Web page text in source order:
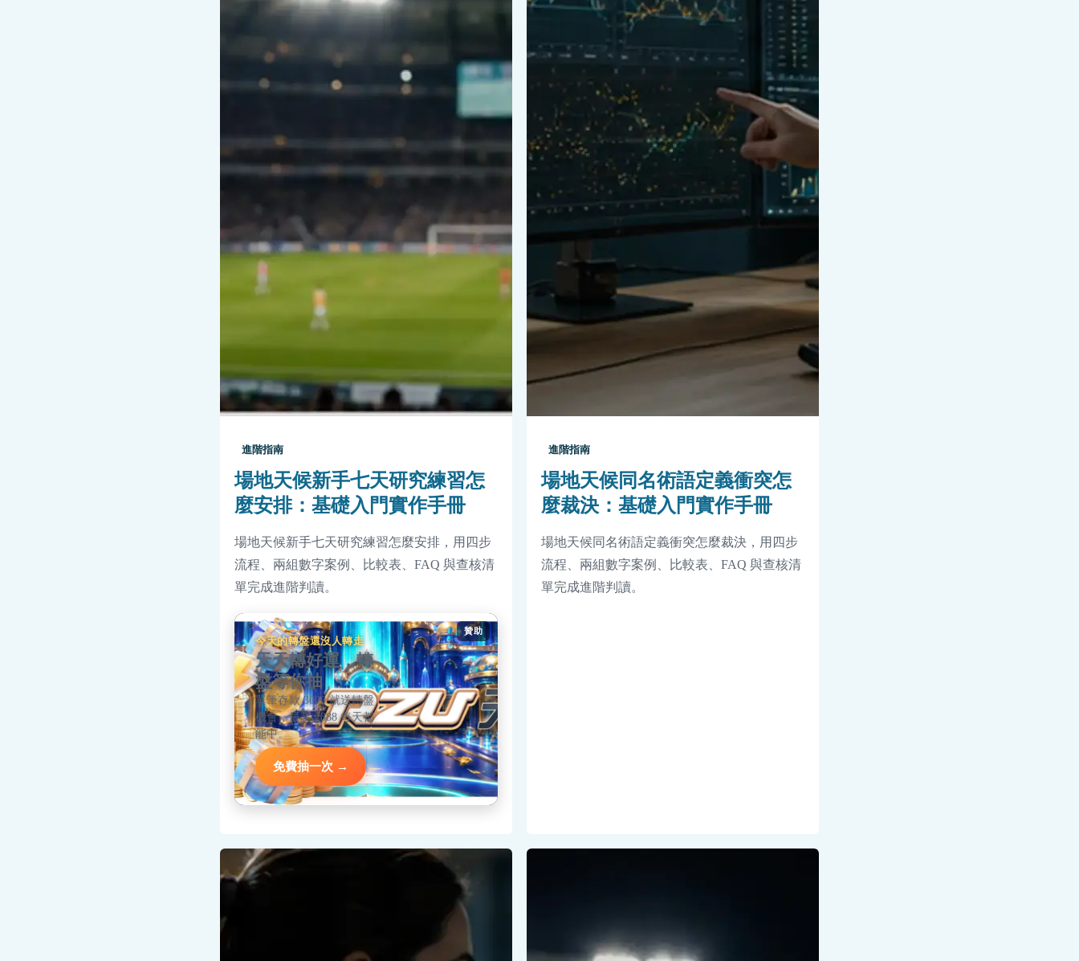
進階指南
場地天候新手七天研究練習怎
麼安排：基礎入門實作手冊
場地天候新手七天研究練習怎麼安排，用四步
流程、兩組數字案例、比較表、FAQ 與查核清
單完成進階判讀。
贊助
今天的轉盤還沒人轉走
天天轉好運，轉
盤等你抽
單筆存款 3000 就送轉盤
機會，最高 2888 每天都
能中。
免費抽一次 →
進階指南
場地天候同名術語定義衝突怎
麼裁決：基礎入門實作手冊
場地天候同名術語定義衝突怎麼裁決，用四步
流程、兩組數字案例、比較表、FAQ 與查核清
單完成進階判讀。